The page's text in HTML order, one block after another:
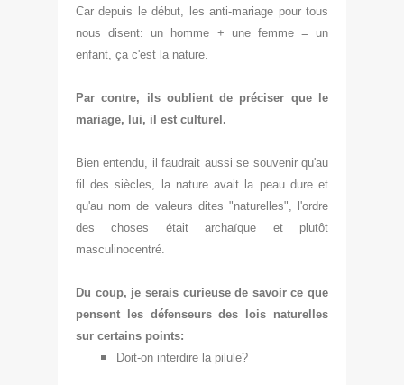
Car depuis le début, les anti-mariage pour tous
nous disent: un homme + une femme = un
enfant , ça c'est la nature.
Par contre, ils oublient de préciser que le
mariage, lui, il est culturel.
Bien entendu, il faudrait aussi se souvenir qu'au
fil des sièc les, la nature avait la peau dure et
qu'au nom de valeurs dites "naturelles",
l'ordre
des choses était arc haïque et plutôt
masculinocentré.
Du coup, je serais curieuse de savoir ce que
pensent les défenseurs des lois naturelles
sur certains points:
Doit-on interdire la pilule?